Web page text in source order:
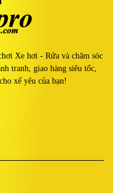
Xe hơi - Rửa và chăm sóc
tranh, giao hàng siêu tốc,
xế yêu của bạn!